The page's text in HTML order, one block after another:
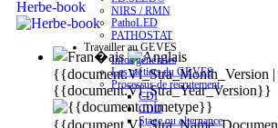
Herbe-book
{{document.Vl_Stra_Month_Version
{{document.Vl_Stra_Year_Version}}
NIRS / RMN
PathoLED
PATHOSTAT
Travailler au GEVES
Infos générales
Les métiers du GEVES
Processus de recrutement
CDI
CDD
Stage ou alternance